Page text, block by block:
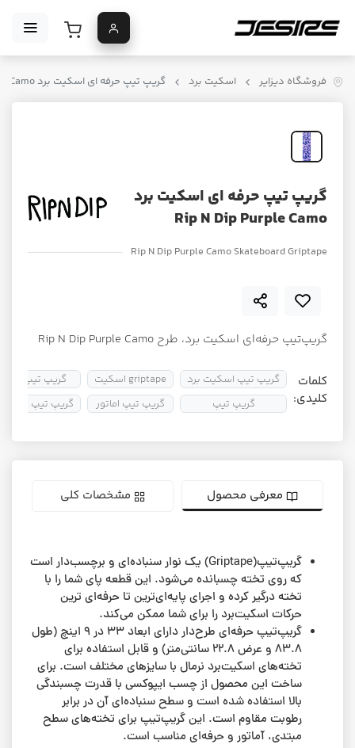
فروشگاه دیزایر اسکیت برد گریپ تیپ حرفه ای اسکیت برد Rip N Dip Purple Camo
گریپ تیپ حرفه ای اسکیت برد
Rip N Dip Purple Camo
Rip N Dip Purple Camo Skateboard Griptape
گریپ‌تیپ حرفه‌ای اسکیت برد، طرح Rip N Dip Purple Camo
کلمات
کلیدی:
گریپ تیپ اسکیت برد
گریپ تیپ
griptape اسکیت
گریپ تیپ اماتور
گریپ تیپ ارزان
گریپ تیپ
معرفی محصول مشخصات کلی
گریپ‌تیپ(Griptape) یک نوار سنباده‌ای و برچسب‌دار است
که روی تخته چسبانده می‌شود. این قطعه پای شما را با
تخته درگیر کرده و اجرای پایه‌ای‌ترین تا حرفه‌ای ترین
حرکات اسکیت‌برد را برای شما ممکن می‌کند.
گریپ‌تیپ حرفه‌ای طرح‌دار دارای ابعاد ۳۳ در ۹ اینچ (طول
۸۳.۸ و عرض ۲۲.۸ سانتی‌متر) و قابل استفاده برای
تخته‌های اسکیت‌برد نرمال با سایزهای مختلف است. برای
ساخت این محصول از چسب ایپوکسی با قدرت چسبندگی
بالا استفاده شده است و سطح سنباده‌ای آن در برابر
رطوبت مقاوم است. این گریپ‌تیپ برای تخته‌های سطح
مبتدی، آماتور و حرفه‌ای مناسب است.